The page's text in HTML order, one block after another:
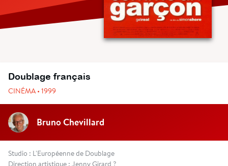
Doublage français
CINÉMA • 1999
Bruno Chevillard
Studio : L'Européenne de Doublage
Direction artistique : Jenny Girard ?